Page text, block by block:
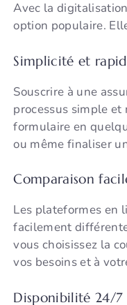
Avec la
option populaire.
Simplicité et
Souscrire à une
processus simple
formulaire en
ou même finaliser
Comparaison
Les plateformes en
facilement
vous choisissez la
vos besoins et à
Disponibilité 24/7